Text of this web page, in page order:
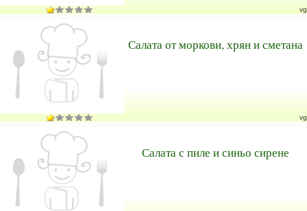
vg
Салата от моркови, хрян и сметана
vg
Салата с пиле и синьо сирене